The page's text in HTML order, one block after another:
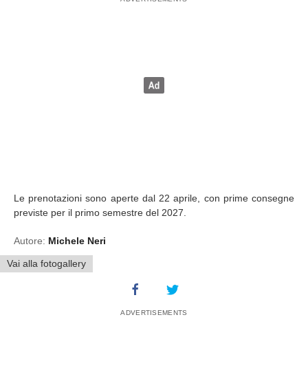
Le prenotazioni sono aperte dal 22 aprile, con prime consegne
previste per il primo semestre del 2027.
Autore: Michele Neri
Vai alla fotogallery